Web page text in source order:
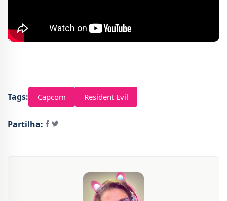
Tags: Capcom Resident Evil
Partilha: